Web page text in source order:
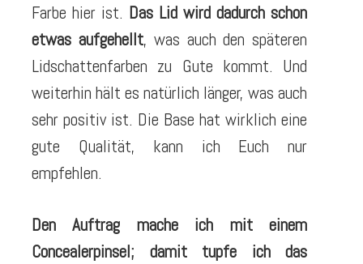
Farbe hier ist. Das Lid wird dadurch schon
etwas aufgehellt, was auch den späteren
Lidschattenfarben zu Gute kommt. Und
weiterhin hält es natürlich länger, was auch
sehr positiv ist. Die Base hat wirklich eine
gute Qualität, kann ich Euch nur
empfehlen.
Den Auftrag mache ich mit einem
Concealerpinsel; damit tupfe ich das